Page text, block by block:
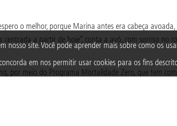
nosso site. Você pode aprender mais sobre como os
em nos permitir usar cookies para os fins
o melhor, porque Marina antes era cabeça
a partir de hoje”, conta a avó, com sorriso no
por meio do Programa Mortalidade Zero, que tem